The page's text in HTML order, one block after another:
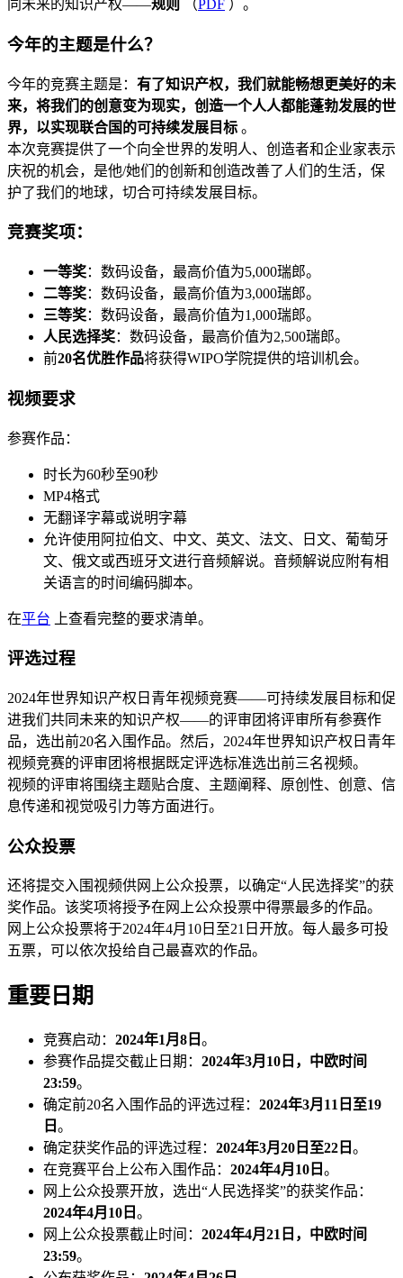
同未来的知识产权——规则 （PDF ）。
今年的主题是什么？
今年的竞赛主题是： 有了知识产权，我们就能畅想更美好的未
来，将我们的创意变为现实，创造一个人人都能蓬勃发展的世
界，以实现联合国的可持续发展目标 。
本次竞赛提供了一个向全世界的发明人、创造者和企业家表示
庆祝的机会，是他/她们的创新和创造改善了人们的生活，保
护了我们的地球，切合可持续发展目标。
竞赛奖项：
一等奖：数码设备，最高价值为5,000瑞郎。
二等奖：数码设备，最高价值为3,000瑞郎。
三等奖：数码设备，最高价值为1,000瑞郎。
人民选择奖：数码设备，最高价值为2,500瑞郎。
前20名优胜作品将获得WIPO学院提供的培训机会。
视频要求
参赛作品：
时长为60秒至90秒
MP4格式
无翻译字幕或说明字幕
允许使用阿拉伯文、中文、英文、法文、日文、葡萄牙
文、俄文或西班牙文进行音频解说。音频解说应附有相
关语言的时间编码脚本。
在平台 上查看完整的要求清单。
评选过程
2024年世界知识产权日青年视频竞赛——可持续发展目标和促
进我们共同未来的知识产权——的评审团将评审所有参赛作
品，选出前20名入围作品。然后，2024年世界知识产权日青年
视频竞赛的评审团将根据既定评选标准选出前三名视频。
视频的评审将围绕主题贴合度、主题阐释、原创性、创意、信
息传递和视觉吸引力等方面进行。
公众投票
还将提交入围视频供网上公众投票，以确定“人民选择奖”的获
奖作品。该奖项将授予在网上公众投票中得票最多的作品。
网上公众投票将于2024年4月10日至21日开放。每人最多可投
五票，可以依次投给自己最喜欢的作品。
重要日期
竞赛启动： 2024年1月8日 。
参赛作品提交截止日期： 2024年3月10日，中欧时间
23:59。
确定前20名入围作品的评选过程： 2024年3月11日至19
日 。
确定获奖作品的评选过程： 2024年3月20日至22日 。
在竞赛平台上公布入围作品： 2024年4月10日 。
网上公众投票开放，选出“人民选择奖”的获奖作品：
2024年4月10日 。
网上公众投票截止时间： 2024年4月21日，中欧时间
23:59。